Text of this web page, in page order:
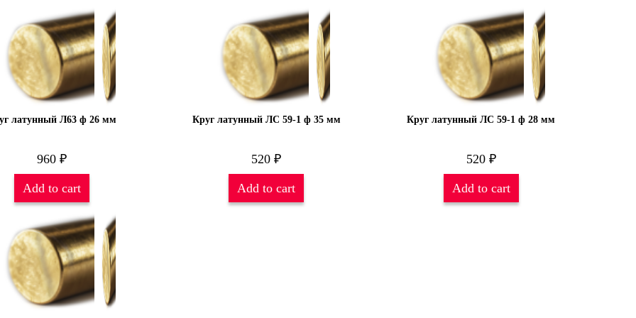
латунный Л63 ф 26 мм
960 ₽
Add to cart
Круг латунный ЛС 59-1 ф 35 мм
520₽
Add to cart
Круг латунный ЛС 59-1 ф 28 мм
520 ₽
Add to cart